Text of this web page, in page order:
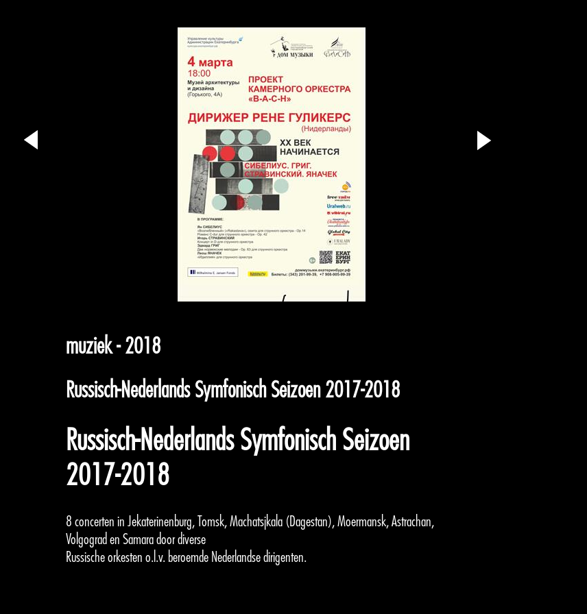
muziek - 2018
Russisch-Nederlands Symfonisch Seizoen 2017-2018
Russisch-Nederlands Symfonisch Seizoen
2017-2018
8 concerten in Jekaterinenburg, Tomsk, Machatsjkala (Dagestan), Moermansk, Astrachan,
Volgograd en Samara door diverse
Russische orkesten o.l.v. beroemde Nederlandse dirigenten.